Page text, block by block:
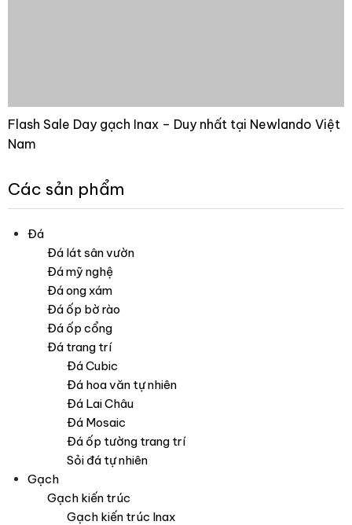
Flash Sale Day gạch Inax – Duy nhất tại Newlando Việt
Nam
Các sản phẩm
Đá
Đá lát sân vườn
Đá mỹ nghệ
Đá ong xám
Đá ốp bờ rào
Đá ốp cổng
Đá trang trí
Đá Cubic
Đá hoa văn tự nhiên
Đá Lai Châu
Đá Mosaic
Đá ốp tường trang trí
Sỏi đá tự nhiên
Gạch
Gạch kiến trúc
Gạch kiến trúc Inax